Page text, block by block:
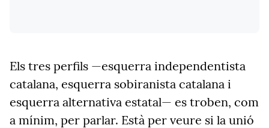
Els tres perfils —esquerra independentista
catalana, esquerra sobiranista catalana i
esquerra alternativa estatal— es troben, com
a mínim, per parlar. Està per veure si la unió